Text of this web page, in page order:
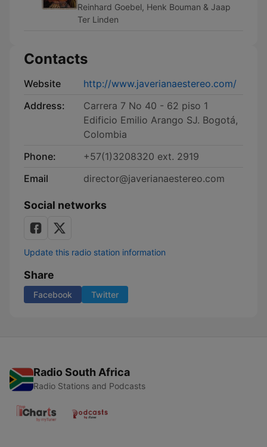
Reinhard Goebel, Henk Bouman & Jaap
Ter Linden
Contacts
Website
http://www.javerianaestereo.com/
Address:
Carrera 7 No 40 - 62 piso 1
Edificio Emilio Arango SJ. Bogotá,
Colombia
Phone:
+57(1)3208320 ext. 2919
Email
director@javerianaestereo.com
Social networks
Update this radio station information
Share
Facebook Twitter
Radio South Africa
Radio Stations and Podcasts